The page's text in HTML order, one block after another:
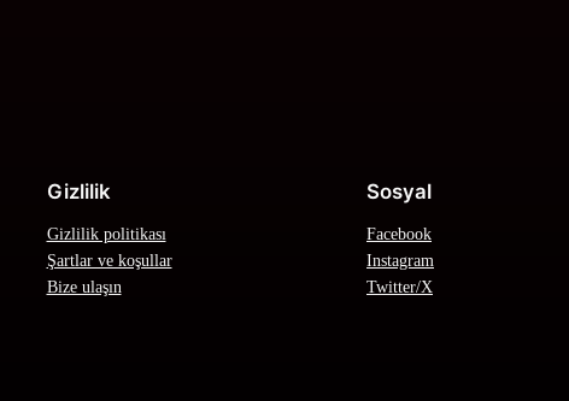
Gizlilik
Gizlilik politikası
Şartlar ve koşullar
Bize ulaşın
Sosyal
Facebook
Instagram
Twitter/X